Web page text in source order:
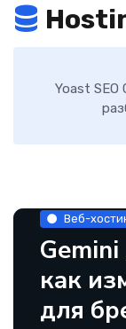
в топ поиска —
Веб-
как
для